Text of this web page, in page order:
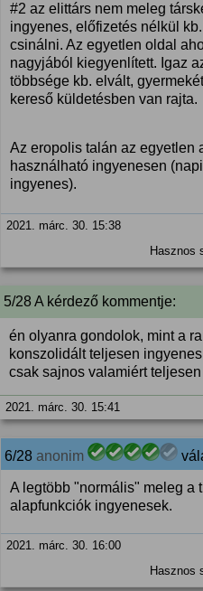
#2 az elittárs nem meleg
ingyenes, előfizetés nélkül
csinálni. Az egyetlen oldal
nagyjából kiegyenlített. Igaz
többsége kb. elvált,
kereső küldetésben van rajta.
Az eropolis talán az egyetlen
használható ingyenesen
ingyenes).
2021. márc. 30. 15:38
Hasznos
5/28 A kérdező kommentje:
én olyanra gondolok, mint a
konszolidált teljesen
csak sajnos valamiért
2021. márc. 30. 15:41
6/28 anonim
A legtöbb "normális" meleg a
alapfunkciók ingyenesek.
2021. márc. 30. 16:00
Hasznos